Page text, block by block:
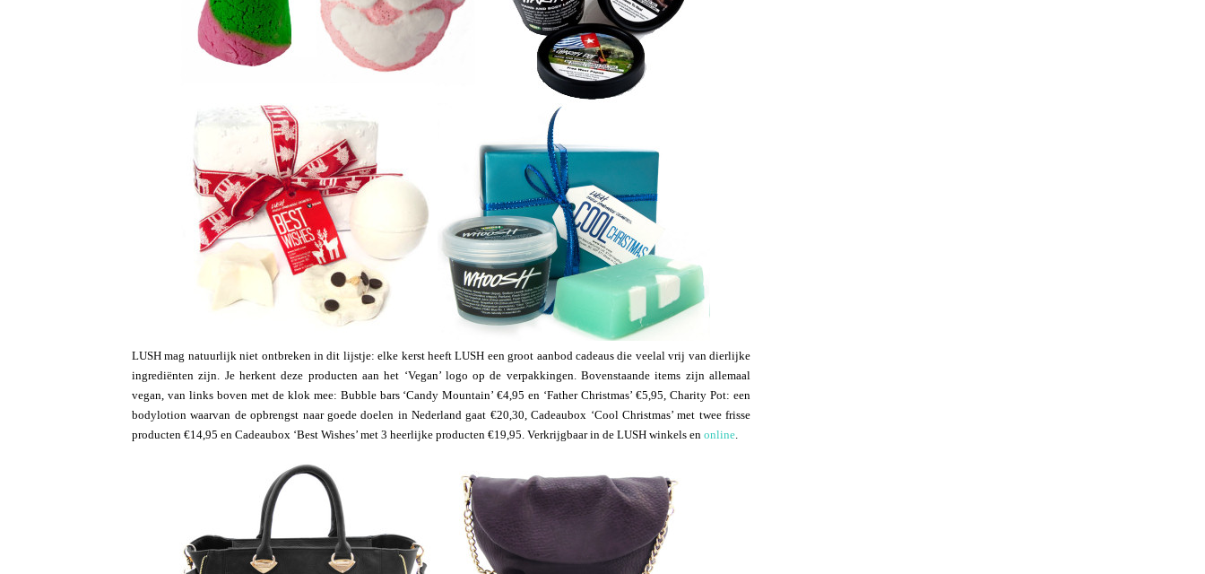
LUSH mag natuurlijk niet ontbreken in dit lijstje: elke kerst heeft LUSH een groot aanbod cadeaus die veelal vrij van dierlijke
ingrediënten zijn. Je herkent deze producten aan het ‘Vegan’ logo op de verpakkingen. Bovenstaande items zijn allemaal
vegan, van links boven met de klok mee: Bubble bars ‘Candy Mountain’ €4,95 en ‘Father Christmas’ €5,95, Charity Pot: een
bodylotion waarvan de opbrengst naar goede doelen in Nederland gaat €20,30, Cadeaubox ‘Cool Christmas’ met twee frisse
producten €14,95 en Cadeaubox ‘Best Wishes’ met 3 heerlijke producten €19,95. Verkrijgbaar in de LUSH winkels en online.